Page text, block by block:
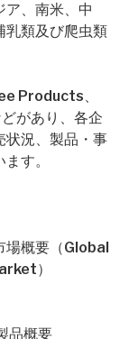
ア、南米、中
乳類及び爬虫類
Products、
があり、各企
状況、製品・事
す。
場概要（Global
）
品概要